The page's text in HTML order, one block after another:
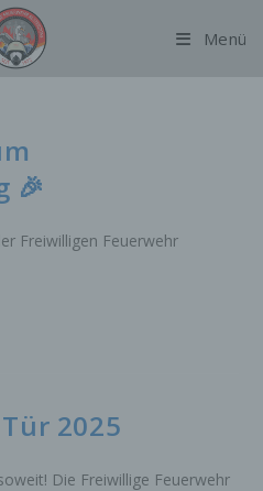
Menü
🎉
Freiwilligen Feuerwehr
2025
Die Freiwillige Feuerwehr